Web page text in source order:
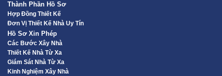
Thành Phần Hồ Sơ
Hợp Đồng Thiết Kế
Đơn Vị Thiết Kế Nhà Uy Tín
Hồ Sơ Xin Phép
Các Bước Xây Nhà
Thiết Kế Nhà Từ Xa
Giám Sát Nhà Từ Xa
Kinh Nghiệm Xây Nhà